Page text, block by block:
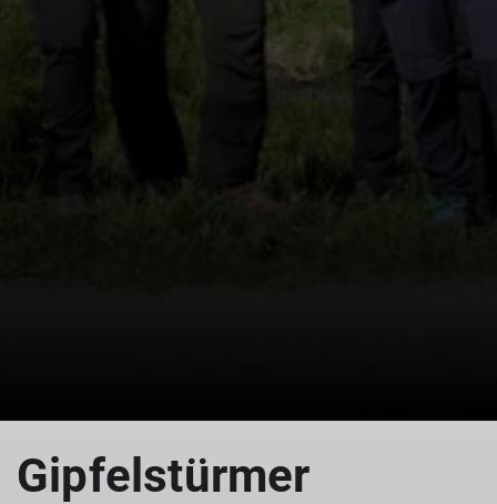
Gipfelstürmer